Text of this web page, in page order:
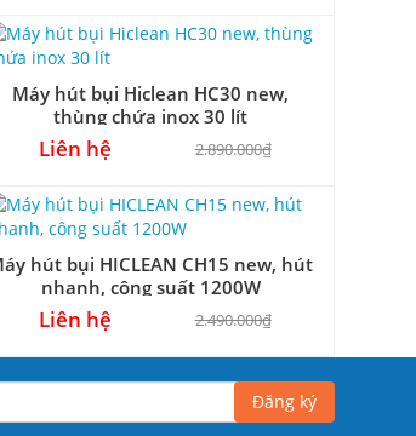
Máy hút bụi Hiclean HC30 new,
thùng chứa inox 30 lít
Liên hệ 2.890.000₫
hút bụi HICLEAN CH15 new, hút
nhanh, công suất 1200W
Liên hệ 2.490.000₫
Đăng ký